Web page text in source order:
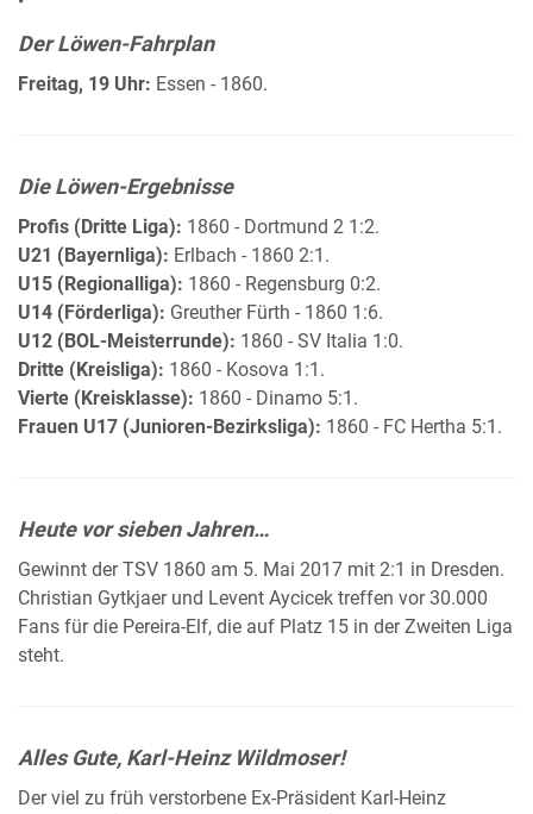
Der Löwen-Fahrplan
Freitag, 19 Uhr: Essen - 1860.
Die Löwen-Ergebnisse
Profis (Dritte Liga): 1860 - Dortmund 2 1:2.
U21 (Bayernliga): Erlbach - 1860 2:1.
U15 (Regionalliga): 1860 - Regensburg 0:2.
U14 (Förderliga): Greuther Fürth - 1860 1:6.
U12 (BOL-Meisterrunde): 1860 - SV Italia 1:0.
Dritte (Kreisliga): 1860 - Kosova 1:1.
Vierte (Kreisklasse): 1860 - Dinamo 5:1.
Frauen U17 (Junioren-Bezirksliga): 1860 - FC Hertha 5:1.
Heute vor sieben Jahren…
Gewinnt der TSV 1860 am 5. Mai 2017 mit 2:1 in Dresden.
Christian Gytkjaer und Levent Aycicek treffen vor 30.000
Fans für die Pereira-Elf, die auf Platz 15 in der Zweiten Liga
steht.
Alles Gute, Karl-Heinz Wildmoser!
Der viel zu früh verstorbene Ex-Präsident Karl-Heinz